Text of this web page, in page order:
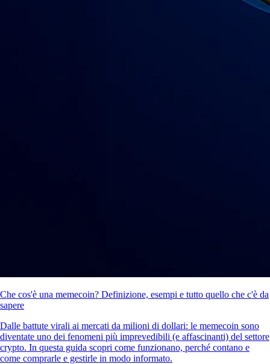
Che cos'è una memecoin? Definizione, esempi e tutto quello che c'è da
sapere
Dalle battute virali ai mercati da milioni di dollari: le memecoin sono
diventate uno dei fenomeni più imprevedibili (e affascinanti) del settore
crypto. In questa guida scopri come funzionano, perché contano e
come comprarle e gestirle in modo informato.